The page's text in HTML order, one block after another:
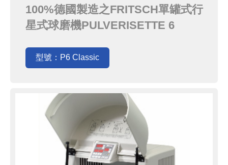
100%德國製造之FRITSCH單罐式行
星式球磨機PULVERISETTE 6
機種，用料紮實且安全細節設計完
善，桌上型的體積最大處理量卻可達
入手的超高CP值設備，一定能讓您
在價格與品質間取得完美平衡．友德
國際為FRIT...
型號：P6 Classic